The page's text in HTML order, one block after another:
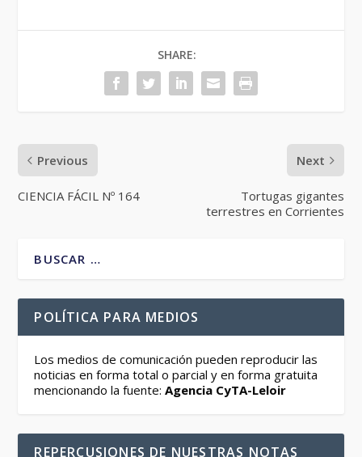
SHARE:
Previous
CIENCIA FÁCIL Nº 164
Next
Tortugas gigantes
terrestres en Corrientes
POLÍTICA PARA MEDIOS
Los medios de comunicación pueden reproducir las
noticias en forma total o parcial y en forma gratuita
mencionando la fuente:Agencia CyTA-Leloir
REPERCUSIONES DE NUESTRAS NOTAS